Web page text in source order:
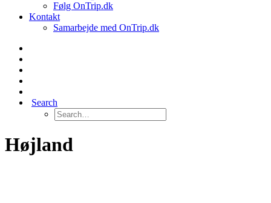
Følg OnTrip.dk
Kontakt
Samarbejde med OnTrip.dk
Search
Højland